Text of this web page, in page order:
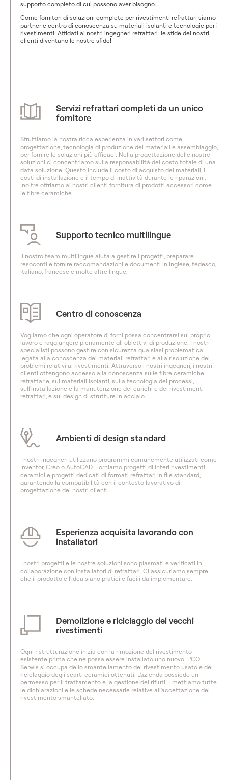
supporto completo di cui possono aver bisogno.
Come fornitori di soluzioni complete per rivestimenti refrattari siamo
partner e centro di conoscenza su materiali isolanti e tecnologie per i
rivestimenti. Affidati ai nostri ingegneri refrattari: le sfide dei nostri
clienti diventano le nostre sfide!
Servizi refrattari completi da un unico
fornitore
Sfruttiamo la nostra ricca esperienza in vari settori come
progettazione, tecnologia di produzione dei materiali e assemblaggio,
per fornire le soluzioni più efficaci. Nella progettazione delle nostre
soluzioni ci concentriamo sulla responsabilità del costo totale di una
data soluzione. Questo include il costo di acquisto dei materiali, i
costi di installazione e il tempo di inattività durante le riparazioni.
Inoltre offriamo ai nostri clienti fornitura di prodotti accessori come
le fibre ceramiche.
Supporto tecnico multilingue
Il nostro team multilingue aiuta a gestire i progetti, preparare
resoconti e fornire raccomandazioni e documenti in inglese, tedesco,
italiano, francese e molte altre lingue.
Centro di conoscenza
Vogliamo che ogni operatore di forni possa concentrarsi sul proprio
lavoro e raggiungere pienamente gli obiettivi di produzione. I nostri
specialisti possono gestire con sicurezza qualsiasi problematica
legata alla conoscenza dei materiali refrattari e alla risoluzione dei
problemi relativi ai rivestimenti. Attraverso i nostri ingegneri, i nostri
clienti ottengono accesso alla conoscenza sulle fibre ceramiche
refrattarie, sui materiali isolanti, sulla tecnologia dei processi,
sull'installazione e la manutenzione dei carichi e dei rivestimenti
refrattari, e sul design di strutture in acciaio.
Ambienti di design standard
I nostri ingegneri utilizzano programmi comunemente utilizzati come
Inventor, Creo o AutoCAD. Forniamo progetti di interi rivestimenti
ceramici e progetti dedicati di formati refrattari in file standard,
garantendo la compatibilità con il contesto lavorativo di
progettazione dei nostri clienti.
Esperienza acquisita lavorando con
installatori
I nostri progetti e le nostre soluzioni sono plasmati e verificati in
collaborazione con installatori di refrattari. Ci assicuriamo sempre
che il prodotto e l'idea siano pratici e facili da implementare.
Demolizione e riciclaggio dei vecchi
rivestimenti
Ogni ristrutturazione inizia con la rimozione del rivestimento
esistente prima che ne possa essere installato uno nuovo. PCO
Serwis si occupa dello smantellamento del rivestimento usato e del
riciclaggio degli scarti ceramici ottenuti. L'azienda possiede un
permesso per il trattamento e la gestione dei rifiuti. Emettiamo tutte
le dichiarazioni e le schede necessarie relative all'accettazione del
rivestimento smantellato.